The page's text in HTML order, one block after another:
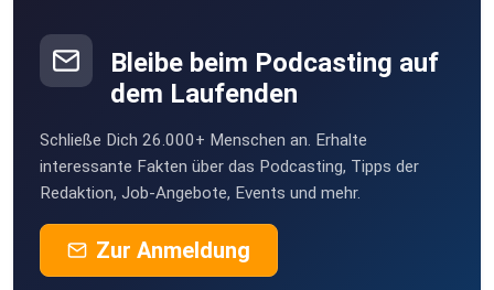
Bleibe beim Podcasting auf
dem Laufenden
Schließe Dich 26.000+ Menschen an. Erhalte
interessante Fakten über das Podcasting, Tipps der
Redaktion, Job-Angebote, Events und mehr.
Zur Anmeldung